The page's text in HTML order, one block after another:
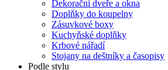
Dekorační dveře a okna
Doplňky do koupelny
Zásuvkové boxy
Kuchyňské doplňky
Krbové nářadí
Stojany na deštníky a časopisy
Podle stylu